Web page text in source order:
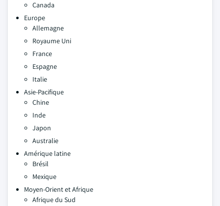
Canada
Europe
Allemagne
Royaume Uni
France
Espagne
Italie
Asie-Pacifique
Chine
Inde
Japon
Australie
Amérique latine
Brésil
Mexique
Moyen-Orient et Afrique
Afrique du Sud